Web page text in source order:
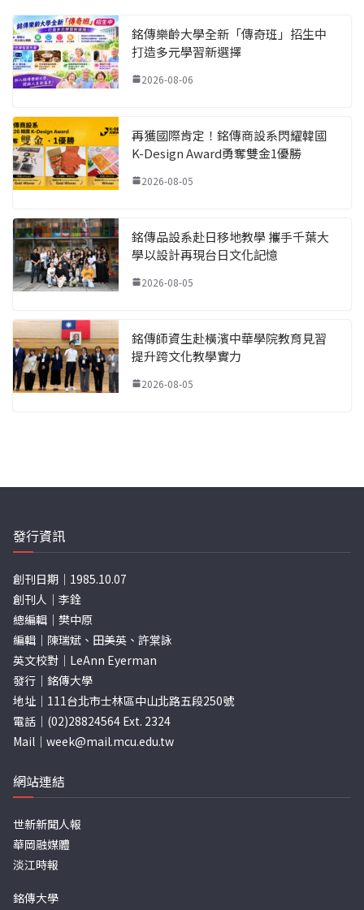
銘傳樂齡大學全新「傳奇班」招生中
打造多元學習新選擇
2026-08-06
再獲國際肯定！銘傳商設系閃耀韓國
K-Design Award勇奪雙金1優勝
2026-08-05
銘傳品設系赴日移地教學 攜手千葉大
學以設計再現台日文化記憶
2026-08-05
銘傳師資生赴橫濱中華學院教育見習
提升跨文化教學實力
2026-08-05
發行資訊
創刊日期｜1985.10.07
創刊人｜李銓
總編輯｜樊中原
編輯｜陳瑞斌、田美英、許棠詠
英文校對｜LeAnn Eyerman
發行｜銘傳大學
地址｜111台北市士林區中山北路五段250號
電話｜(02)28824564 Ext. 2324
Mail｜ week@mail.mcu.edu.tw
網站連結
世新新聞人報
華岡融媒體
淡江時報
銘傳大學